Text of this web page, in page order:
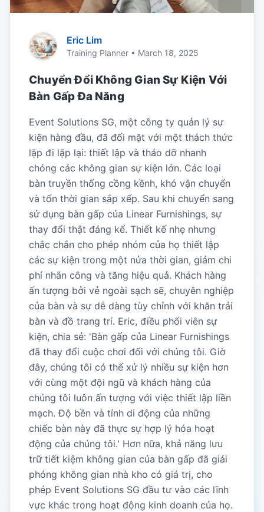
Eric Lim
Training Planner • March 18, 2025
Chuyển Đổi Không Gian Sự Kiện Với
Bàn Gấp Đa Năng
Event Solutions SG, một công ty quản lý sự
kiện hàng đầu, đã đối mặt với một thách thức
lặp đi lặp lại: thiết lập và tháo dỡ nhanh
chóng các không gian sự kiện lớn. Các loại
bàn truyền thống cồng kềnh, khó vận chuyển
và tốn thời gian sắp xếp. Sau khi chuyển sang
sử dụng bàn gấp của Linear Furnishings, sự
thay đổi thật đáng kể. Thiết kế nhẹ nhưng
chắc chắn cho phép nhóm của họ thiết lập
các sự kiện trong một nửa thời gian, giảm chi
phí nhân công và tăng hiệu quả. Khách hàng
ấn tượng bởi vẻ ngoài sạch sẽ, chuyên nghiệp
của bàn và sự dễ dàng tùy chỉnh với khăn trải
bàn và đồ trang trí. Eric, điều phối viên sự
kiện, chia sẻ: 'Bàn gấp của Linear Furnishings
đã thay đổi cuộc chơi đối với chúng tôi. Giờ
đây, chúng tôi có thể xử lý nhiều sự kiện hơn
với cùng một đội ngũ và khách hàng của
chúng tôi luôn ấn tượng với việc thiết lập liền
mạch. Độ bền và tính di động của những
chiếc bàn này đã thực sự hợp lý hóa hoạt
động của chúng tôi.' Hơn nữa, khả năng lưu
trữ tiết kiệm không gian của bàn gấp đã giải
phóng không gian nhà kho có giá trị, cho
phép Event Solutions SG đầu tư vào các lĩnh
vực khác trong hoạt động kinh doanh của họ.